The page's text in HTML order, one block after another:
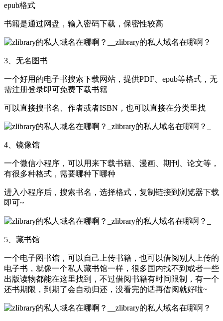
epub格式
书籍是通过网盘，输入密码下载，保密性较高
3、无名图书
一个好用的电子书搜索下载网站，提供PDF、epub等格式，无
需注册登录即可免费下载书籍
可以直接搜书名、作者或者ISBN，也可以直接在分类里找
4、镜像馆
一个微信小程序，可以用来下载书籍、漫画、期刊、论文等，
有很多种格式，需要哪种下哪种
进入小程序后，搜索书名，选择格式，复制链接到浏览器下载
即可~
5、藏书馆
一个电子图书馆，可以自己上传书籍，也可以借阅别人上传的
电子书，就像一个私人藏书馆一样，很多国内找不到或者一些
出版读物都能在这里找到，不过借阅书籍有时间限制，有一个
还书期限，到期了会自动归还，没看完的话再借阅就好啦~